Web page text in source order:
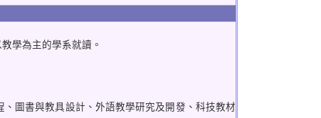
學為主的學系就讀。
圖書與教具設計、外語教學研究及開發、科技教材